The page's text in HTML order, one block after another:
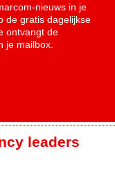
nieuws in je
de gratis dagelijkse
ontvangt de
je mailbox.
leaders